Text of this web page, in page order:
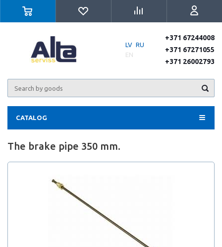
LV RU
EN
+371 67244008
+371 67271055
+371 26002793
CATALOG
The brake pipe 350 mm.